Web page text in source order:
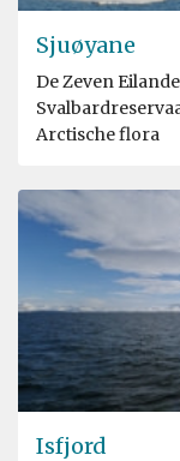
Sjuøyane
De Zeven
Arctische flora
Isfjord